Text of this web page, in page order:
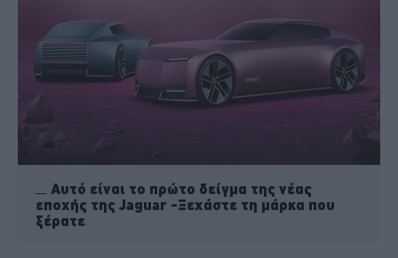
Αυτό είναι το πρώτο δείγμα της νέας
εποχής της Jaguar -Ξεχάστε τη μάρκα που
ξέρατε